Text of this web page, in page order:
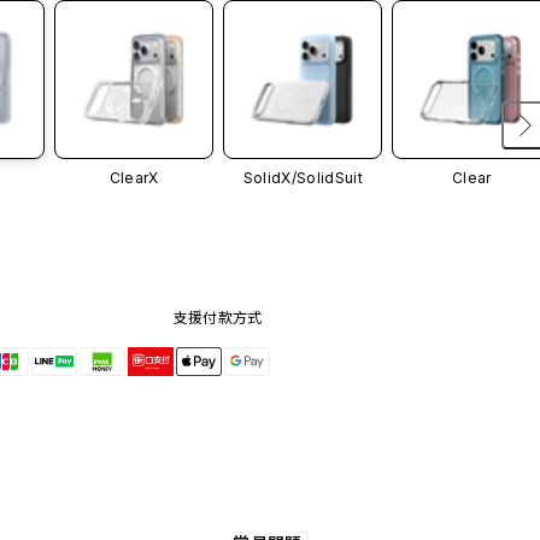
ClearX SolidX/SolidSuit Clear
支援付款方式